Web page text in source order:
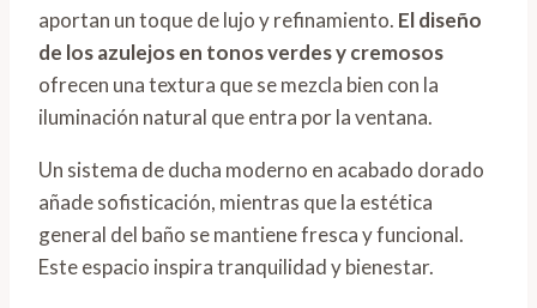
aportan un toque de lujo y refinamiento. El diseño
de los azulejos en tonos verdes y cremosos
ofrecen una textura que se mezcla bien con la
iluminación natural que entra por la ventana.
Un sistema de ducha moderno en acabado dorado
añade sofisticación, mientras que la estética
general del baño se mantiene fresca y funcional.
Este espacio inspira tranquilidad y bienestar.